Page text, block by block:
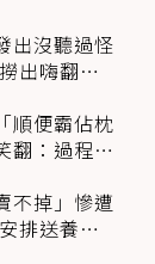
出沒聽過怪
出嗨翻：
順便霸佔枕
翻：過程絲
不掉」慘遭
排送養活